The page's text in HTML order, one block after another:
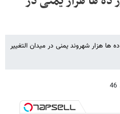
ها هزار شهروند یمنی در میدان التغییر